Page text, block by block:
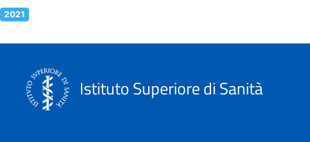
2021
Istituto Superiore di Sanità